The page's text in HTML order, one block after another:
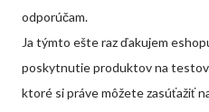
odporúčam.
Ja týmto ešte raz ďakujem
poskytnutie produktov na
ktoré si práve môžete zasúťažiť